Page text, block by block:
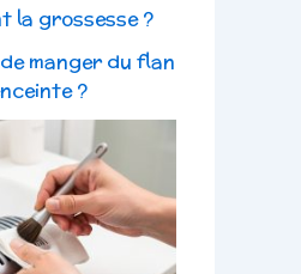
la grossesse ?
manger du flan
?